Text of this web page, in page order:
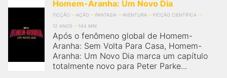
Homem-Aranha: Um Novo Dia
FICÇÃO AÇÃO FANTASIA AVENTURA
FICÇÃO CIENTÍFICA
12 ANOS
144 MIN
Após o fenômeno global de Homem-
Aranha: Sem Volta Para Casa, Homem-
Aranha: Um Novo Dia marca um capítulo
totalmente novo para Peter Parke...